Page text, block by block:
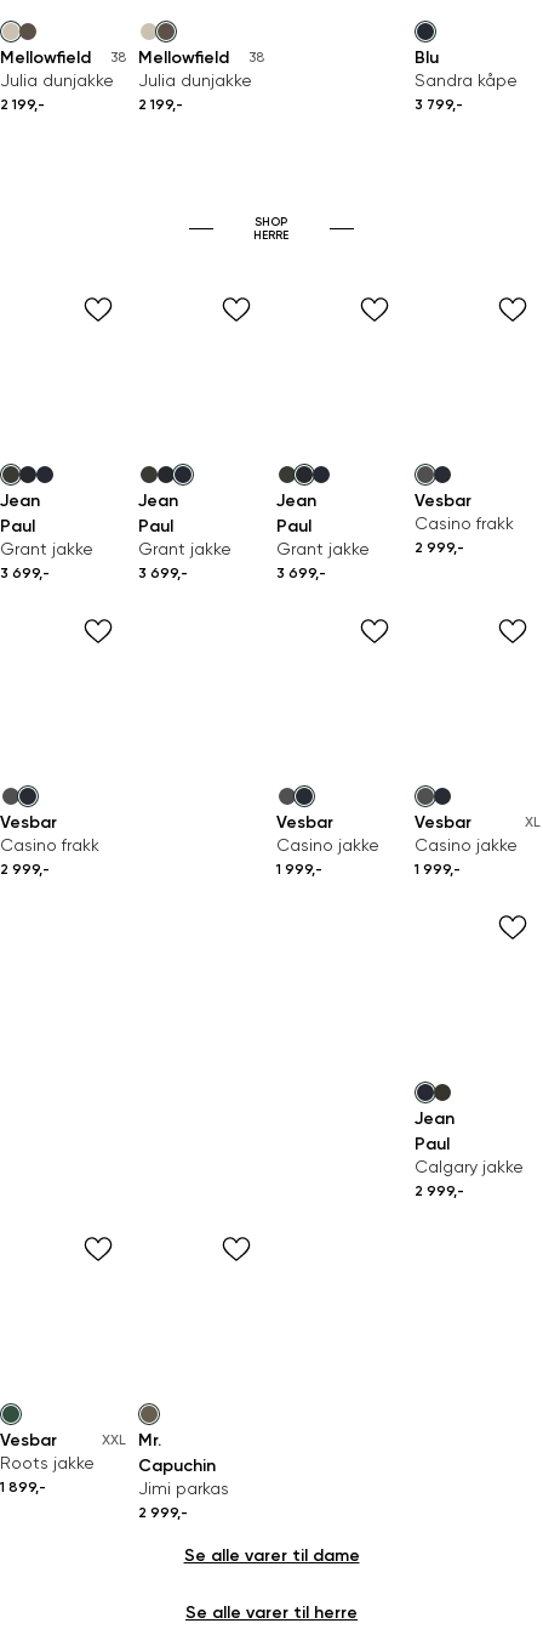
Mellowfield 38
Julia dunjakke
2 199,-
Mellowfield 38
Julia dunjakke
2 199,-
Blu
Sandra kåpe
3 799,-
SHOP
HERRE
Jean
Paul
Grant jakke
3 699,-
Jean
Paul
Grant jakke
3 699,-
Jean
Paul
Grant jakke
3 699,-
Vesbar
Casino frakk
2 999,-
Vesbar
Casino frakk
2 999,-
Vesbar
Casino jakke
1 999,-
Vesbar XL
Casino jakke
1 999,-
Jean
Paul
Calgary jakke
2 999,-
Vesbar XXL
Roots jakke
1 899,-
Mr.
Capuchin
Jimi parkas
2 999,-
Se alle varer til dame
Se alle varer til herre